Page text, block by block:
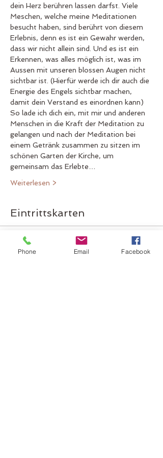
dein Herz berühren lassen darfst. Viele
Meschen, welche meine Meditationen
besucht haben, sind berührt von diesem
Erlebnis, denn es ist ein Gewahr werden,
dass wir nicht allein sind. Und es ist ein
Erkennen, was alles möglich ist, was im
Aussen mit unseren blossen Augen nicht
sichtbar ist. (Hierfür werde ich dir auch die
Energie des Engels sichtbar machen,
damit dein Verstand es einordnen kann)
So lade ich dich ein, mit mir und anderen
Menschen in die Kraft der Meditation zu
gelangen und nach der Meditation bei
einem Getränk zusammen zu sitzen im
schönen Garten der Kirche, um
gemeinsam das Erlebte…
Weiterlesen >
Eintrittskarten
Ausverkauft
Phone Email Facebook